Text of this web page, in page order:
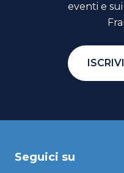
eventi e
Seguici su